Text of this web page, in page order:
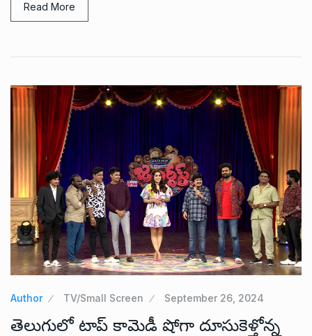
Read More
Author TV/Small Screen September 26, 2024
తెలుగులో టాప్ కామెడీ షోగా దూసుకెళ్తోన్న